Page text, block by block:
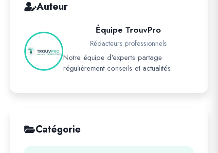
Auteur
Équipe TrouvPro
Rédacteurs professionnels
Notre équipe d'experts partage
régulièrement conseils et actualités.
Catégorie